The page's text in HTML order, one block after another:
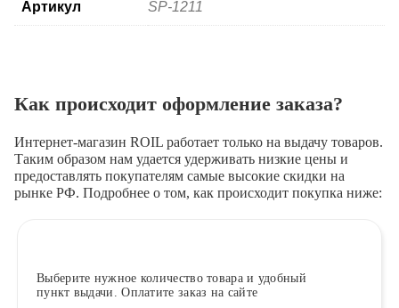
Артикул SP-1211
Как происходит оформление заказа?
Интернет-магазин ROIL работает только на выдачу товаров.
Таким образом нам удается удерживать низкие цены и
предоставлять покупателям самые высокие скидки на
рынке РФ. Подробнее о том, как происходит покупка ниже:
Выберите нужное количество товара и удобный
пункт выдачи. Оплатите заказ на сайте